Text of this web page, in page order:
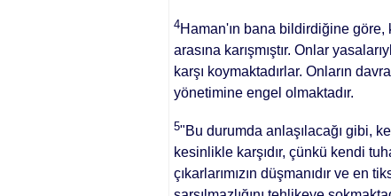
4Haman'ın ba­na bildirdiğine göre,
ara­sına karışmıştır. Onlar
karşı koymaktadırlar. Onların
yönetimine engel olmaktadır.
5"Bu durumda anlaşılacağı gibi,
kesinlikle karşıdır, çünkü kendi
çıkarlarımızın düş­manıdır ve en